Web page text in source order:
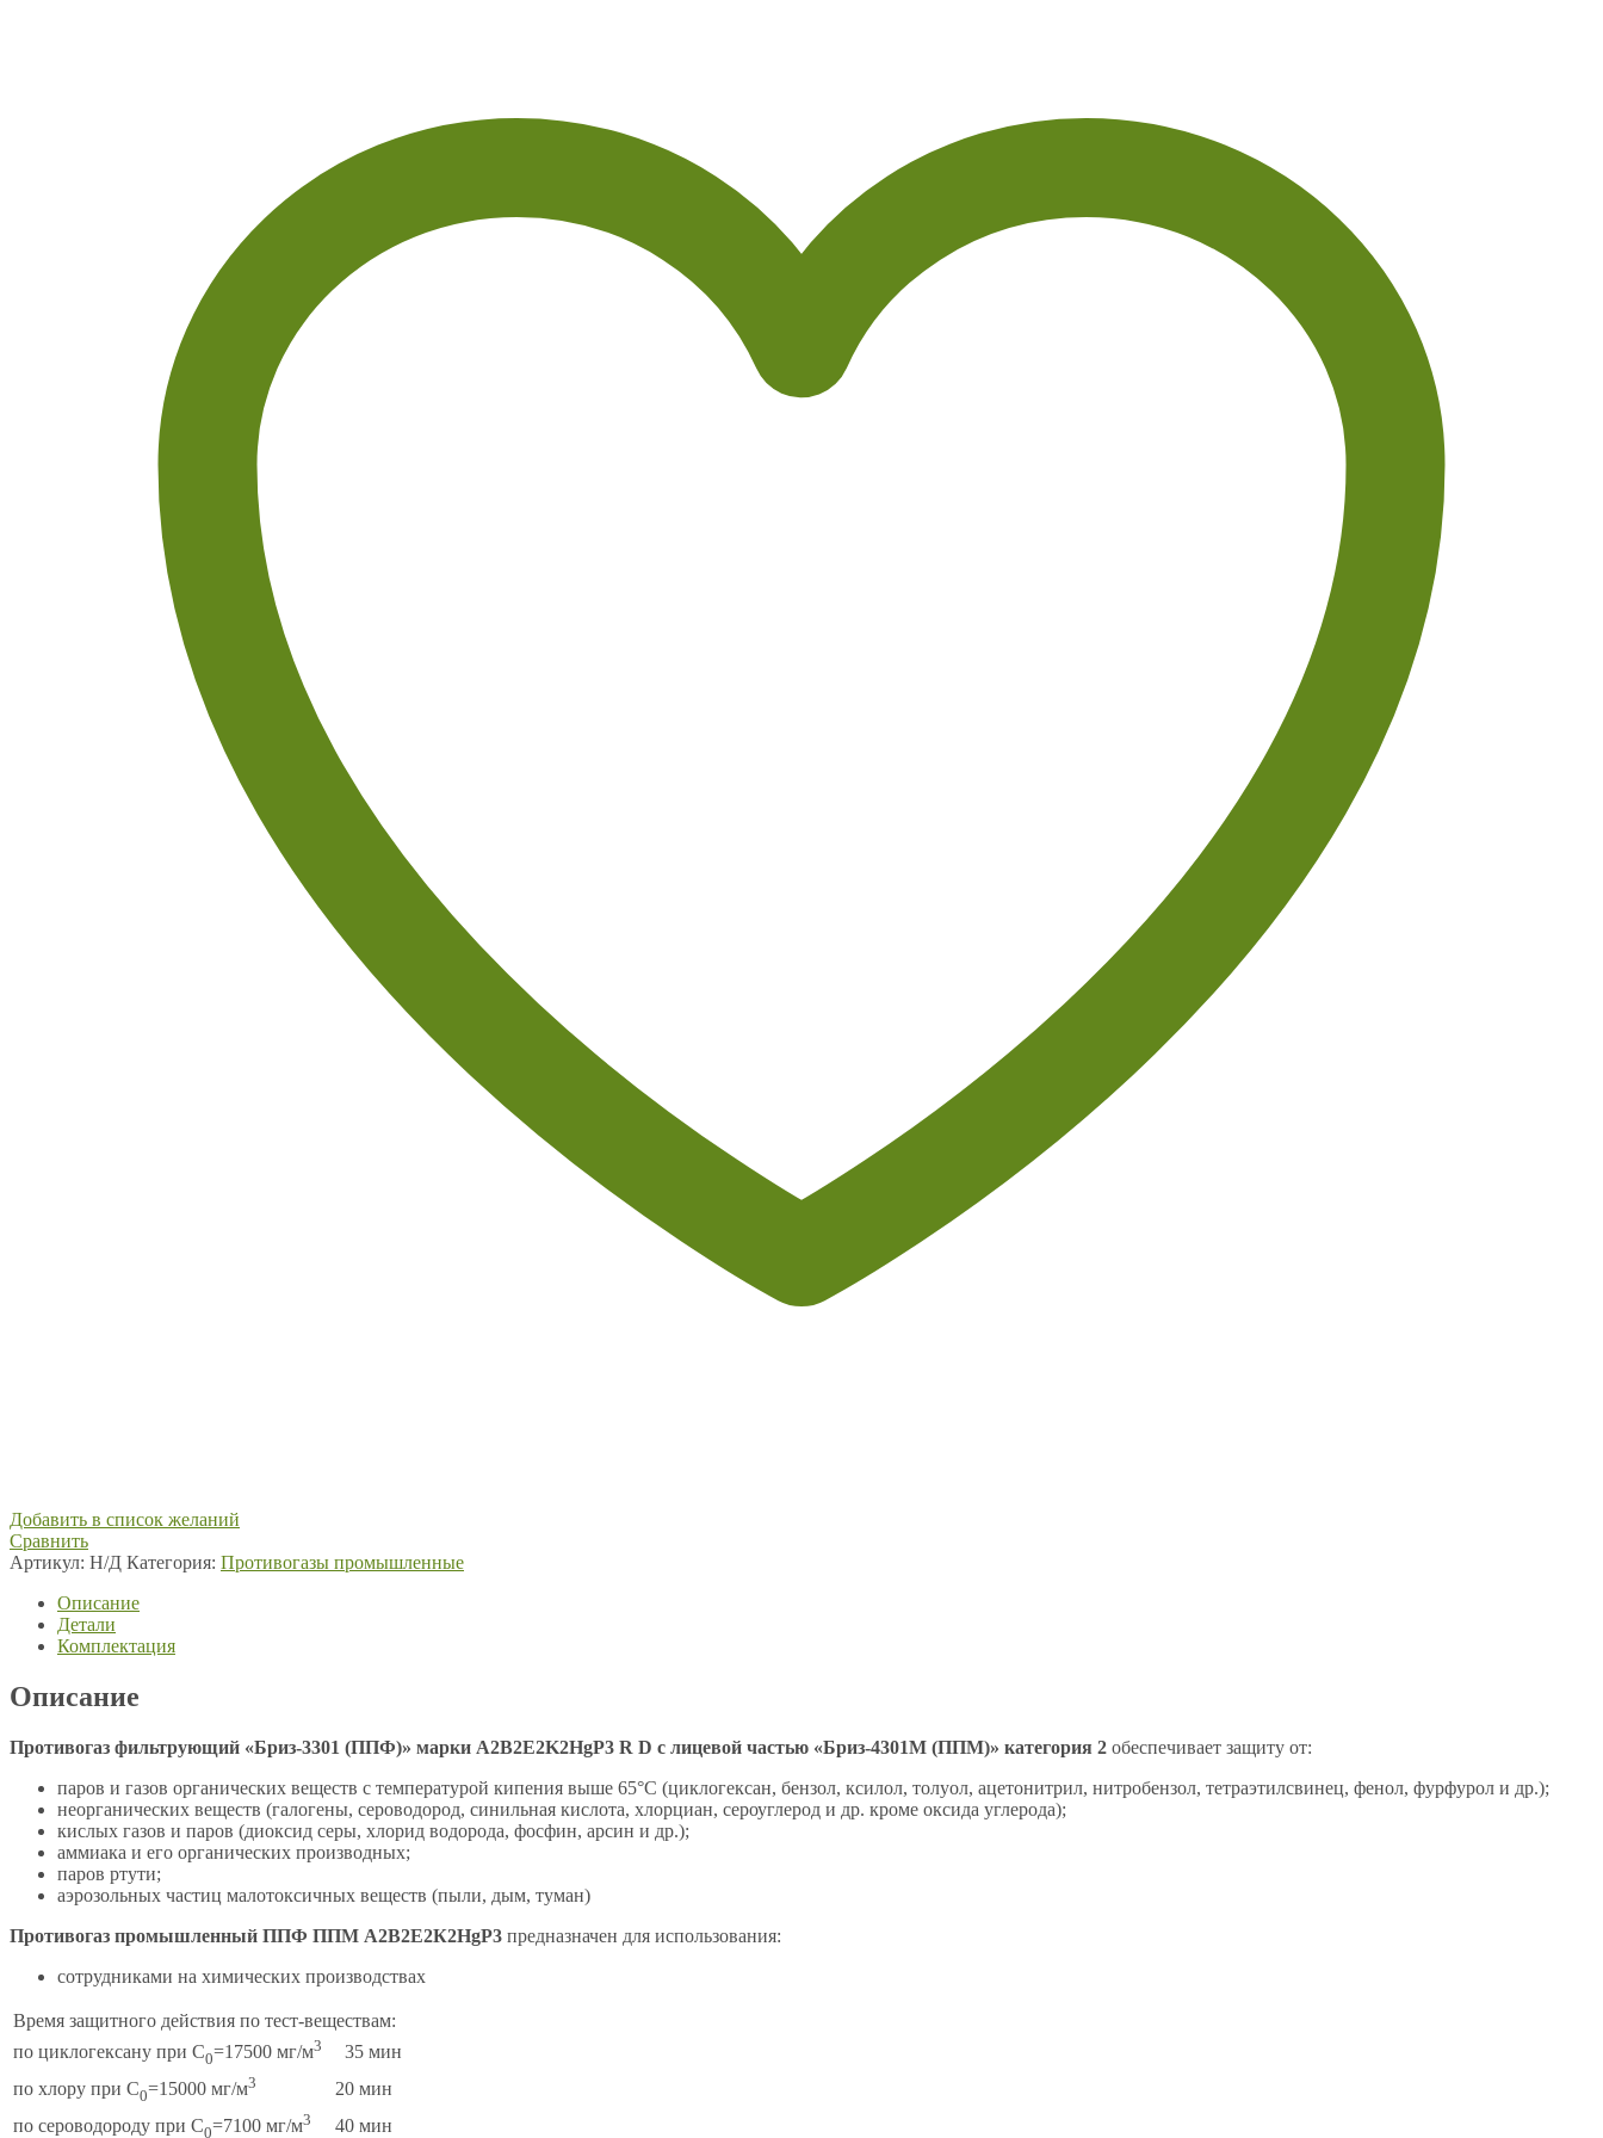
Добавить в список желаний
Сравнить
Артикул: Н/Д Категория: Противогазы промышленные
Описание
Детали
Комплектация
Описание
Противогаз фильтрующий «Бриз-3301 (ППФ)» марки A2B2E2K2HgP3 R D с лицевой частью «Бриз-4301М (ППМ)» категория 2 обеспечивает защиту от:
паров и газов органических веществ с температурой кипения выше 65°С (циклогексан, бензол, ксилол, толуол, ацетонитрил, нитробензол, тетраэтилсвинец, фенол, фурфурол и др.);
неорганических веществ (галогены, сероводород, синильная кислота, хлорциан, сероуглерод и др. кроме оксида углерода);
кислых газов и паров (диоксид серы, хлорид водорода, фосфин, арсин и др.);
аммиака и его органических производных;
паров ртути;
аэрозольных частиц малотоксичных веществ (пыли, дым, туман)
Противогаз промышленный ППФ ППМ А2В2Е2К2HgР3 предназначен для использования:
сотрудниками на химических производствах
Время защитного действия по тест-веществам:
по циклогексану при С0=17500 мг/м3
35 мин
по хлору при С0=15000 мг/м3
20 мин
по сероводороду при С0=7100 мг/м3
40 мин